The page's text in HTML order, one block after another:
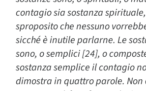
contagio sia sostanza
sproposito che nessuno
sicché è inutile parlarne. Le
sono, o semplici [24], o
sostanza semplice il contagio
dimostra in quattro parole. Non